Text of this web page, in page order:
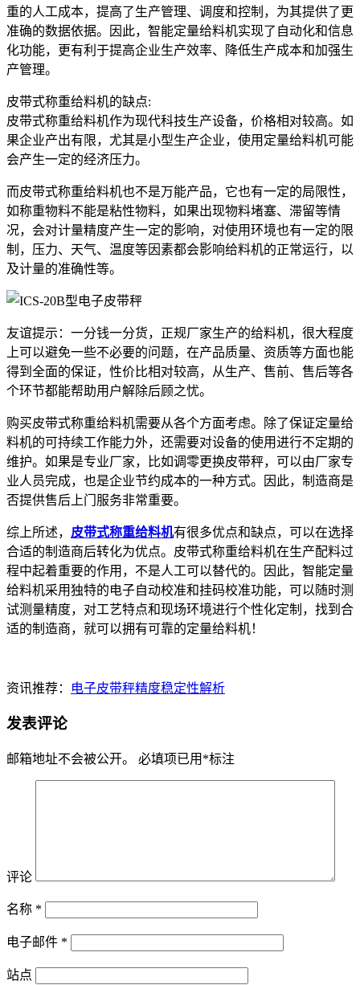
重的人工成本，提高了生产管理、调度和控制，为其提供了更
准确的数据依据。因此，智能定量给料机实现了自动化和信息
化功能，更有利于提高企业生产效率、降低生产成本和加强生
产管理。
皮带式称重给料机的缺点:
皮带式称重给料机作为现代科技生产设备，价格相对较高。如
果企业产出有限，尤其是小型生产企业，使用定量给料机可能
会产生一定的经济压力。
而皮带式称重给料机也不是万能产品，它也有一定的局限性，
如称重物料不能是粘性物料，如果出现物料堵塞、滞留等情
况，会对计量精度产生一定的影响，对使用环境也有一定的限
制，压力、天气、温度等因素都会影响给料机的正常运行，以
及计量的准确性等。
友谊提示：一分钱一分货，正规厂家生产的给料机，很大程度
上可以避免一些不必要的问题，在产品质量、资质等方面也能
得到全面的保证，性价比相对较高，从生产、售前、售后等各
个环节都能帮助用户解除后顾之忧。
购买皮带式称重给料机需要从各个方面考虑。除了保证定量给
料机的可持续工作能力外，还需要对设备的使用进行不定期的
维护。如果是专业厂家，比如调零更换皮带秤，可以由厂家专
业人员完成，也是企业节约成本的一种方式。因此，制造商是
否提供售后上门服务非常重要。
综上所述， 皮带式称重给料机有很多优点和缺点，可以在选择
合适的制造商后转化为优点。皮带式称重给料机在生产配料过
程中起着重要的作用，不是人工可以替代的。因此，智能定量
给料机采用独特的电子自动校准和挂码校准功能，可以随时测
试测量精度，对工艺特点和现场环境进行个性化定制，找到合
适的制造商，就可以拥有可靠的定量给料机！
资讯推荐： 电子皮带秤精度稳定性解析
发表评论
邮箱地址不会被公开。 必填项已用 *标注
评论
名称 *
电子邮件 *
站点